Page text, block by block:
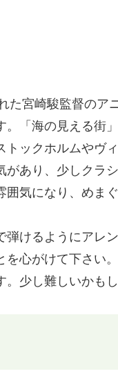
た宮崎駿監督のア
。「海の見える街
トックホルムやヴ
があり、少しクラ
囲気になり、めま
弾けるようにアレ
を心がけて下さい
。少し難しいかも